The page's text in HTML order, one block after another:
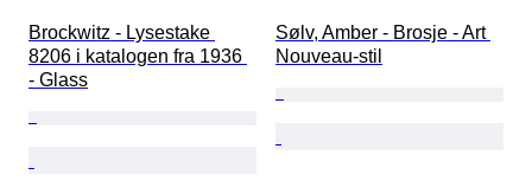
Brockwitz - Lysestake
8206 i katalogen fra 1936
- Glass
Sølv, Amber - Brosje - Art
Nouveau-stil